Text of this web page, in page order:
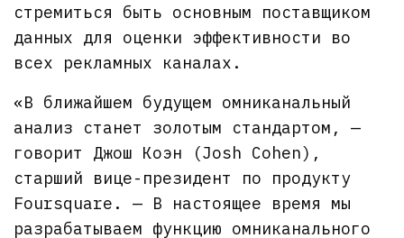
стремиться быть основным поставщиком
данных для оценки эффективности во
всех рекламных каналах.
«В ближайшем будущем омниканальный
анализ станет золотым стандартом, —
говорит Джош Коэн (Josh Cohen),
старший вице-президент по продукту
Foursquare. — В настоящее время мы
разрабатываем функцию омниканального